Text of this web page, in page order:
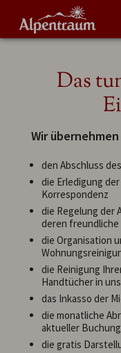
Ferienwohnungen/-
Hörnerdörfer
Angebote
Service
Verwaltung
Deutsch
Auch
Das
Wir
den Abschluss
die Erledigung
Korrespondenz
die Regelung der
deren
die Organisation
die Reinigung
Handtücher in
das Inkasso der
die monatliche
aktueller
die gratis